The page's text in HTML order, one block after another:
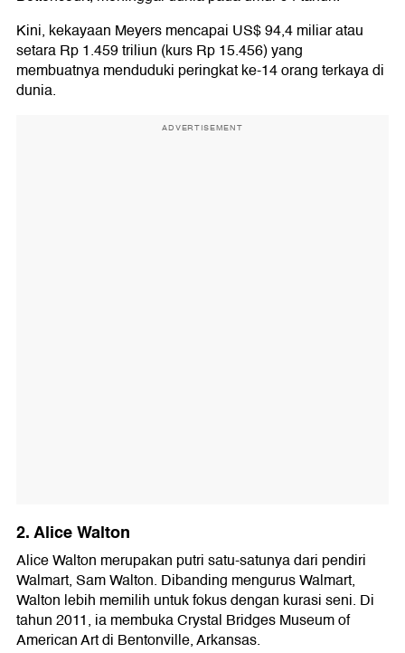
Kini, kekayaan Meyers mencapai US$ 94,4 miliar atau
setara Rp 1.459 triliun (kurs Rp 15.456) yang
membuatnya menduduki peringkat ke-14 orang terkaya di
dunia.
ADVERTISEMENT
2. Alice Walton
Alice Walton merupakan putri satu-satunya dari pendiri
Walmart, Sam Walton. Dibanding mengurus Walmart,
Walton lebih memilih untuk fokus dengan kurasi seni. Di
tahun 2011, ia membuka Crystal Bridges Museum of
American Art di Bentonville, Arkansas.